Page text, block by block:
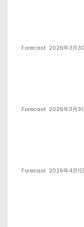
Forecast 2026年3月
Forecast 2026年3月31
Forecast 2026年4月1日